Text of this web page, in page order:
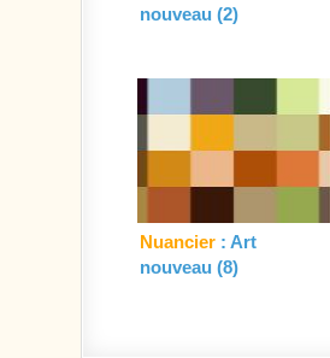
nouveau (2)
Nuancier : Art
nouveau (8)